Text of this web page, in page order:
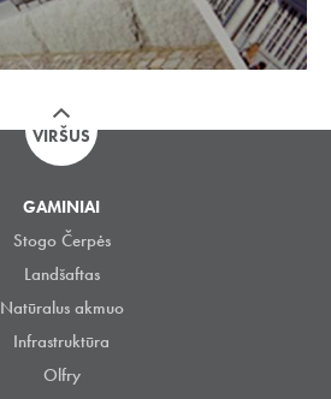
VIRŠUS
GAMINIAI
Stogo Čerpės
Landšaftas
Natūralus akmuo
Infrastruktūra
Olfry